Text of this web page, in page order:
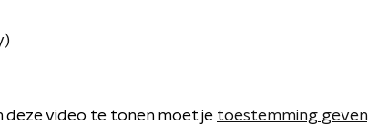
deze video te tonen moet je toestemming geven